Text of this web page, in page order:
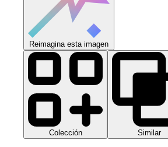
Reimagina esta imagen
Colección Similar